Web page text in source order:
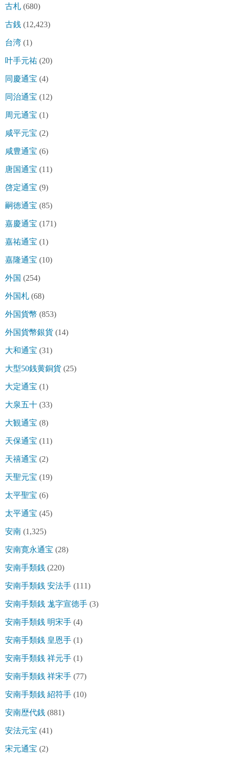
古札 (680)
古銭 (12,423)
台湾 (1)
叶手元祐 (20)
同慶通宝 (4)
同治通宝 (12)
周元通宝 (1)
咸平元宝 (2)
咸豊通宝 (6)
唐国通宝 (11)
啓定通宝 (9)
嗣徳通宝 (85)
嘉慶通宝 (171)
嘉祐通宝 (1)
嘉隆通宝 (10)
外国 (254)
外国札 (68)
外国貨幣 (853)
外国貨幣銀貨 (14)
大和通宝 (31)
大型50銭黄銅貨 (25)
大定通宝 (1)
大泉五十 (33)
大観通宝 (8)
天保通宝 (11)
天禧通宝 (2)
天聖元宝 (19)
太平聖宝 (6)
太平通宝 (45)
安南 (1,325)
安南寛永通宝 (28)
安南手類銭 (220)
安南手類銭 安法手 (111)
安南手類銭 尨字宣徳手 (3)
安南手類銭 明宋手 (4)
安南手類銭 皇恩手 (1)
安南手類銭 祥元手 (1)
安南手類銭 祥宋手 (77)
安南手類銭 紹符手 (10)
安南歴代銭 (881)
安法元宝 (41)
宋元通宝 (2)